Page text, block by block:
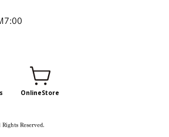
OnlineStore
Reserved.